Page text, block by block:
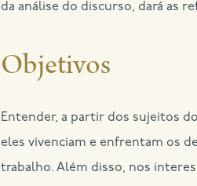
da análise do discurso, dará as
Objetivos
Entender, a partir dos sujeitos
eles vivenciam e enfrentam os
trabalho. Além disso, nos